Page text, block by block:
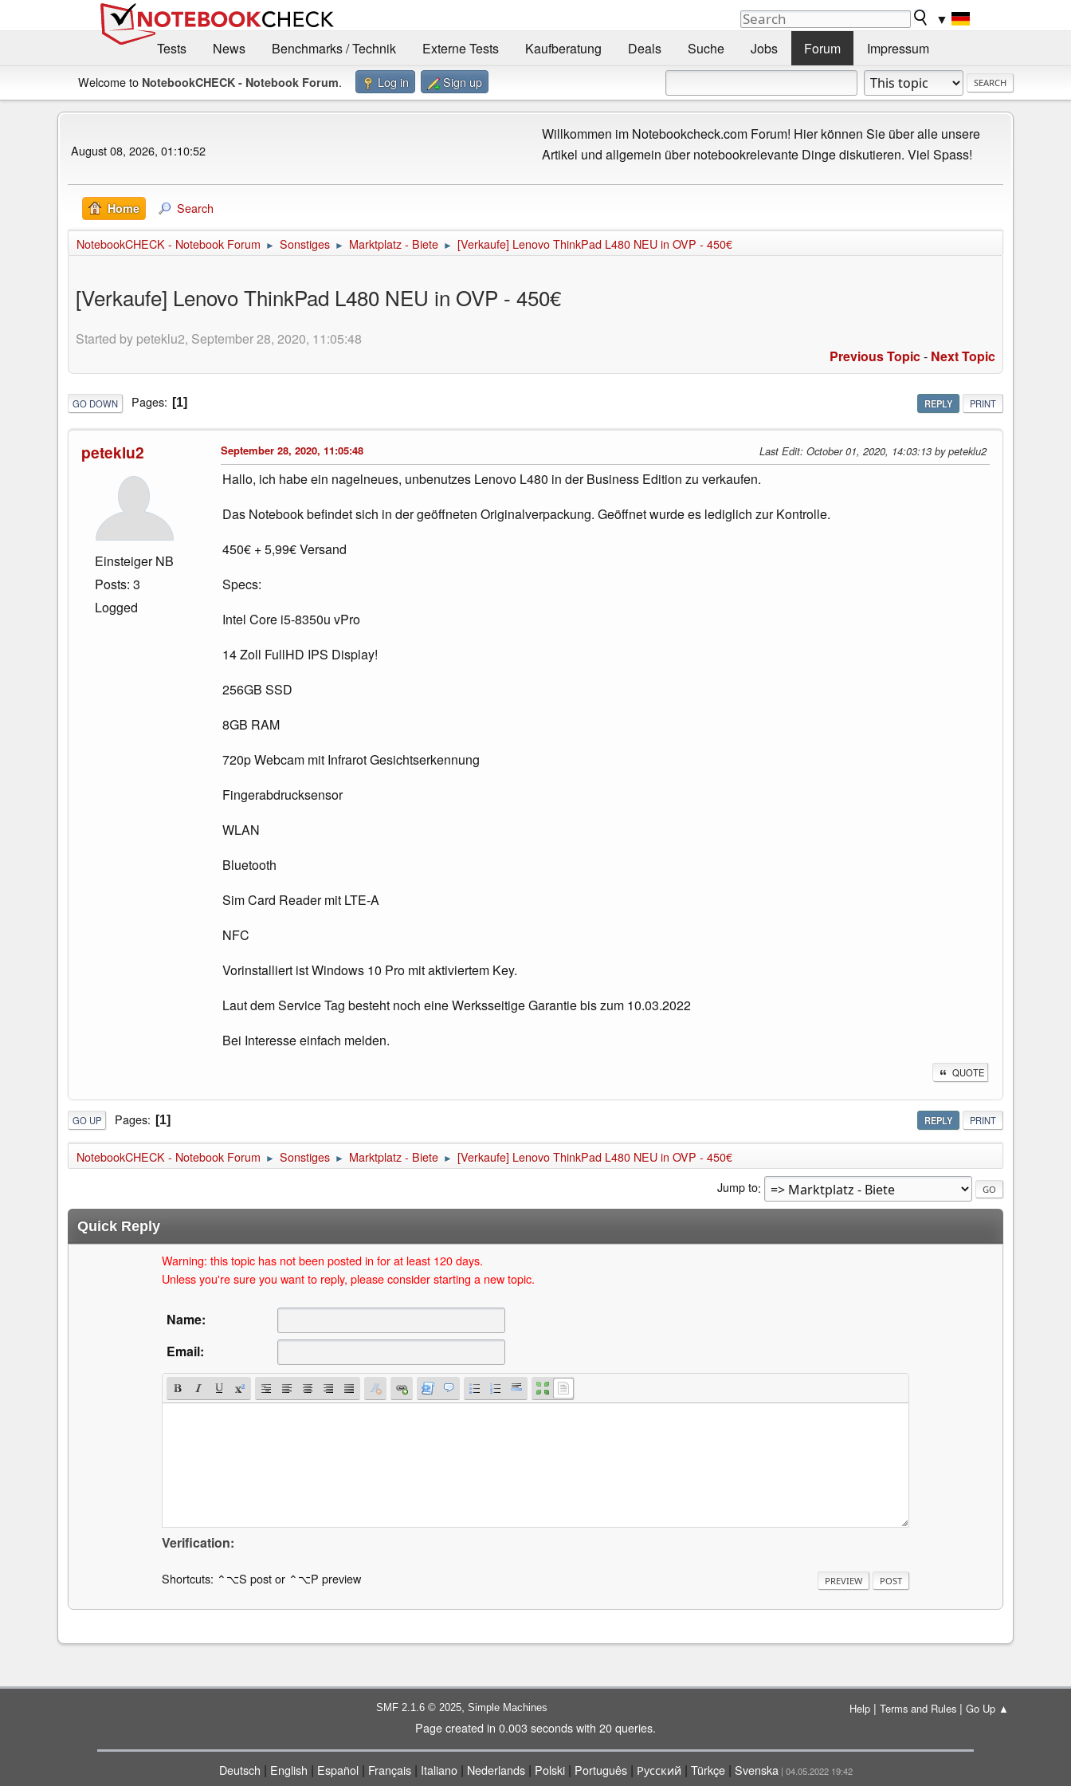
▼
Tests
News Benchmarks / Technik Externe Tests Kaufberatung Deals Suche Jobs Forum Impressum
Welcome to NotebookCHECK - Notebook Forum. Log in Sign up
August 08, 2026, 01:10:52
Willkommen im Notebookcheck.com Forum! Hier können Sie über alle unsere
Artikel und allgemein über notebookrelevante Dinge diskutieren. Viel Spass!
Home Search
NotebookCHECK - Notebook Forum ► Sonstiges ► Marktplatz - Biete ► [Verkaufe] Lenovo ThinkPad L480 NEU in OVP - 450€
[Verkaufe] Lenovo ThinkPad L480 NEU in OVP - 450€
Started by peteklu2, September 28, 2020, 11:05:48
Previous Topic- Next Topic
REPLY PRINT
GO DOWN Pages 1
peteklu2
Einsteiger NB
Posts: 3
Logged
September 28, 2020, 11:05:48 Last Edit: October 01, 2020, 14:03:13 by peteklu2
Hallo, ich habe ein nagelneues, unbenutzes Lenovo L480 in der Business Edition zu verkaufen.
Das Notebook befindet sich in der geöffneten Originalverpackung. Geöffnet wurde es lediglich zur Kontrolle.
450€ + 5,99€ Versand
Specs:
Intel Core i5-8350u vPro
14 Zoll FullHD IPS Display!
256GB SSD
8GB RAM
720p Webcam mit Infrarot Gesichtserkennung
Fingerabdrucksensor
WLAN
Bluetooth
Sim Card Reader mit LTE-A
NFC
Vorinstalliert ist Windows 10 Pro mit aktiviertem Key.
Laut dem Service Tag besteht noch eine Werksseitige Garantie bis zum 10.03.2022
Bei Interesse einfach melden.
QUOTE
REPLY PRINT
GO UP Pages 1
NotebookCHECK - Notebook Forum ► Sonstiges ► Marktplatz - Biete ► [Verkaufe] Lenovo ThinkPad L480 NEU in OVP - 450€
Jump to
Quick Reply
Warning: this topic has not been posted in for at least 120 days.
Unless you're sure you want to reply, please consider starting a new topic.
Name:
Email:
Verification:
Shortcuts: ⌃⌥S post or ⌃⌥P preview
Help| Terms and Rules| Go Up ▲
SMF 2.1.6 © 2025, Simple Machines
Page created in 0.003 seconds with 20 queries.
Deutsch | English | Español| Français| Italiano| Nederlands| Polski| Português| Русский | Türkçe| Svenska| 04.05.2022 19:42